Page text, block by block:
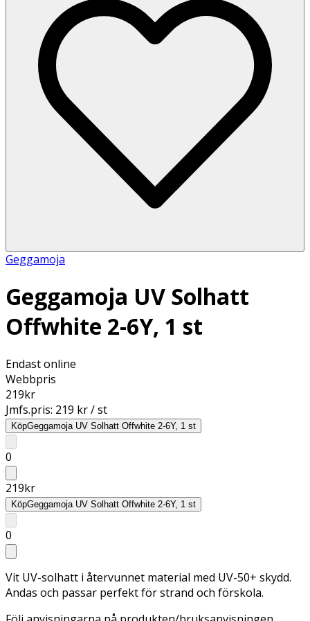
Geggamoja
Geggamoja UV Solhatt
Offwhite 2-6Y, 1 st
Endast online
Webbpris
219kr
Jmfs.pris: 219 kr / st
KöpGeggamoja UV Solhatt Offwhite 2-6Y, 1 st
0
219kr
KöpGeggamoja UV Solhatt Offwhite 2-6Y, 1 st
0
Vit UV-solhatt i återvunnet material med UV-50+ skydd.
Andas och passar perfekt för strand och förskola.